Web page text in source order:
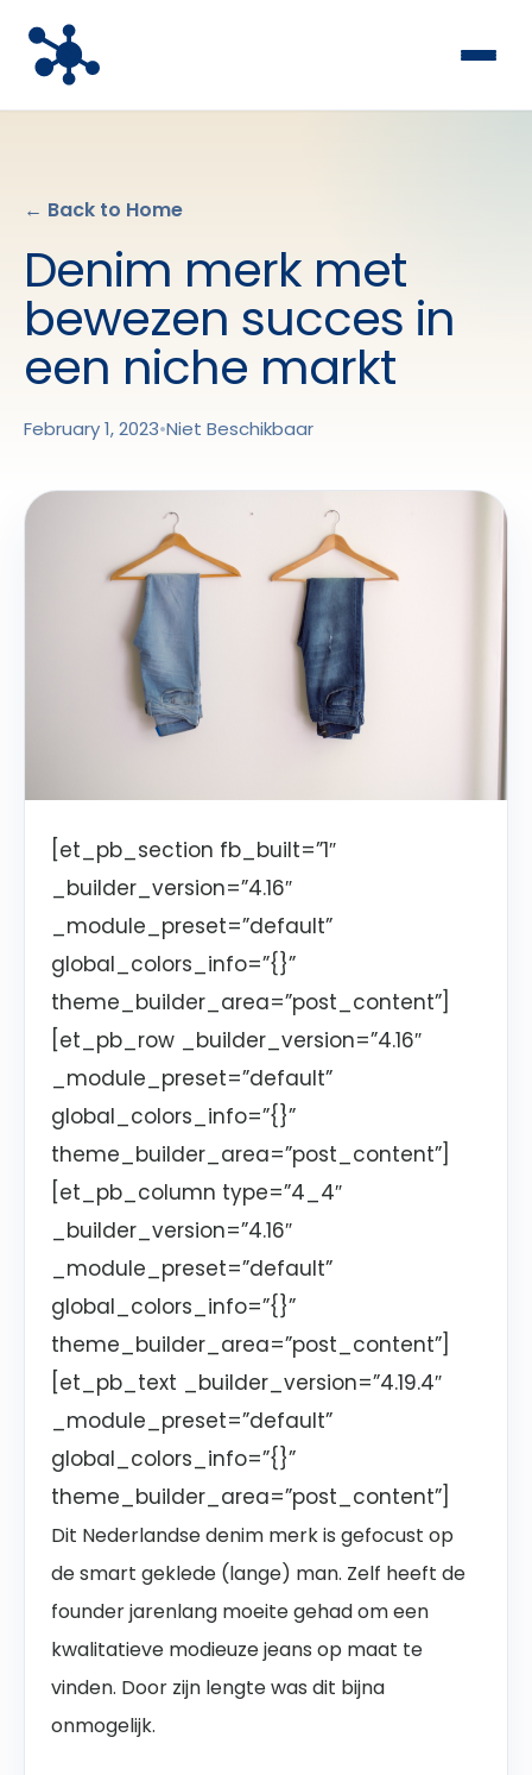
← Back to Home
Denim merk met
bewezen succes in
een niche markt
February 1, 2023•Niet Beschikbaar
[et_pb_section fb_built=”1″
_builder_version=”4.16″
_module_preset=”default”
global_colors_info=”{}”
theme_builder_area=”post_content”]
[et_pb_row _builder_version=”4.16″
_module_preset=”default”
global_colors_info=”{}”
theme_builder_area=”post_content”]
[et_pb_column type=”4_4″
_builder_version=”4.16″
_module_preset=”default”
global_colors_info=”{}”
theme_builder_area=”post_content”]
[et_pb_text _builder_version=”4.19.4″
_module_preset=”default”
global_colors_info=”{}”
theme_builder_area=”post_content”]
Dit Nederlandse denim merk is gefocust op
de smart geklede (lange) man. Zelf heeft de
founder jarenlang moeite gehad om een
kwalitatieve modieuze jeans op maat te
vinden. Door zijn lengte was dit bijna
onmogelijk.